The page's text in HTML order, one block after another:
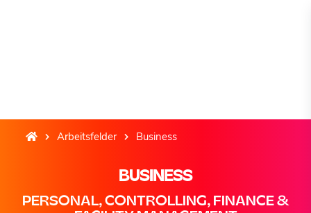
Arbeitsfelder Business
BUSINESS
PERSONAL, CONTROLLING, FINANCE &